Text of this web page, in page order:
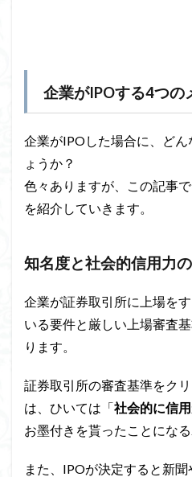
企業がIPOする4つの
企業がIPOした場合に、ど
ょうか？
色々ありますが、この記事
を紹介していきます。
知名度と社会的信用力
企業が証券取引所に上場を
いる要件と厳しい上場審査
ります。
証券取引所の審査基準をク
は、ひいては「社会的に信
お墨付きを貰ったことになる
また、IPOが決定すると新